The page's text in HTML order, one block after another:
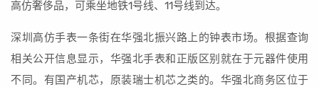
高仿奢侈品，可乘坐地铁1号线、11号线到达。
深圳高仿手表一条街在华强北振兴路上的钟表市场。根据查询
相关公开信息显示，华强北手表和正版区别就在于元器件使用
不同。有国产机芯，原装瑞士机芯之类的。华强北商务区位于